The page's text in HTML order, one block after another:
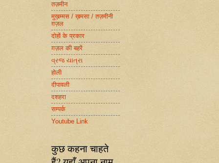
तज़मीन
मुख़म्मस / ख़मसा / तज़मीनी
ग़ज़ल
दोहों के प्रकार
ग़ज़ल की बहरें
વ્રજ યાત્રા
होली
दीपावली
दशहरा
सम्पर्क
Youtube Link
कुछ कहना चाहते